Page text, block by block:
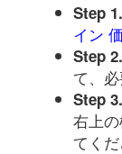
Step 1.
イン
Step 2.
て、
Step 3.
右上
てくだ